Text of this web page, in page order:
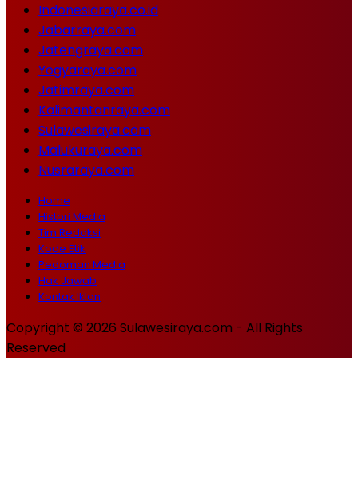
Indonesiaraya.co.id
Jabarraya.com
Jatengraya.com
Yogyaraya.com
Jatimraya.com
Kalimantanraya.com
Sulawesiraya.com
Malukuraya.com
Nusraraya.com
Home
Histori Media
Tim Redaksi
Kode Etik
Pedoman Media
Hak Jawab
Kontak Iklan
Copyright © 2026 Sulawesiraya.com - All Rights
Reserved